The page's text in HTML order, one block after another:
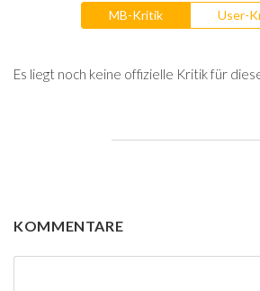
MB-Kritik User-
Es liegt noch keine offizielle Kritik für
KOMMENTARE